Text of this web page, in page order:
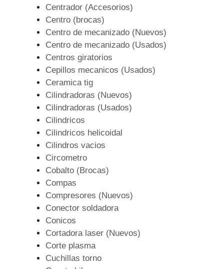
Centrador (Accesorios)
Centro (brocas)
Centro de mecanizado (Nuevos)
Centro de mecanizado (Usados)
Centros giratorios
Cepillos mecanicos (Usados)
Ceramica tig
Cilindradoras (Nuevos)
Cilindradoras (Usados)
Cilindricos
Cilindricos helicoidal
Cilindros vacios
Circometro
Cobalto (Brocas)
Compas
Compresores (Nuevos)
Conector soldadora
Conicos
Cortadora laser (Nuevos)
Corte plasma
Cuchillas torno